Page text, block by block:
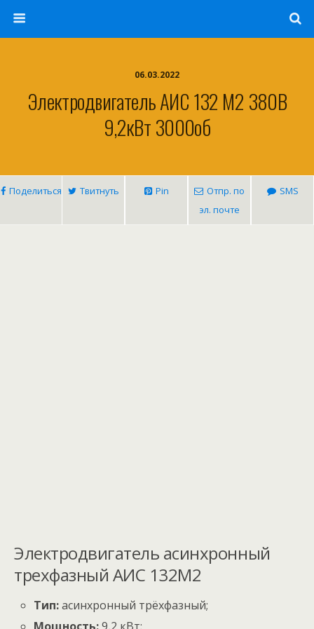
06.03.2022
Электродвигатель АИС 132 M2 380В
9,2кВт 3000об
Поделиться Твитнуть Pin
Отпр. по
эл. почте
SMS
Электродвигатель асинхронный
трехфазный АИС 132M2
Тип:асинхронный трёхфазный;